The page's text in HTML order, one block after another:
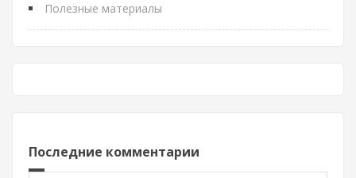
Полезные материалы
Последние комментарии